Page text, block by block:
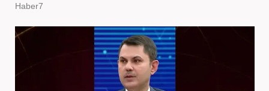
Haber7